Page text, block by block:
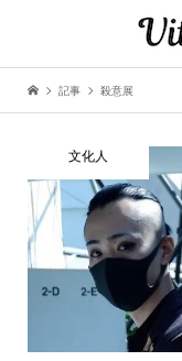
記事 殺意展
文化人